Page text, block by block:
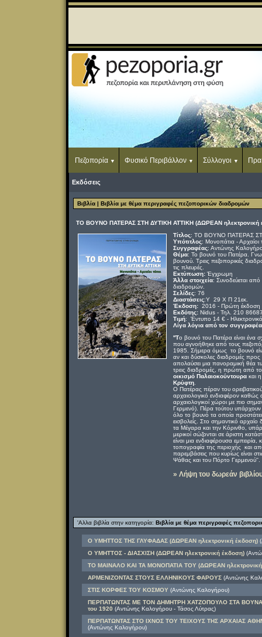
Πεζοπορία Φυσικό Περιβάλλον Σύλλογοι
Εκδόσεις
Βιβλία| Βιβλία με θέμα περιγραφές πεζοπορικών διαδρομών
ΤΟ ΒΟΥΝΟ ΠΑΤΕΡΑΣ ΣΤΗ ΔΥΤΙΚΗ ΑΤΤΙΚΗ (ΔΩΡΕΑΝ ηλεκτρονική
Τίτλος: ΤΟ ΒΟΥΝΟ ΠΑΤΕΡΑΣ
Υπότιτλος: Μονοπάτια - Αρχαίοι
Συγγραφέας: Αντώνης
Θέμα: Το βουνό του Πατέρα.
βουνού. Τρεις πεζοπορικές
τις πλευρές.
Εκτύπωση: Έγχρωμη
Άλλα στοιχεία: Συνοδεύεται
διαδρομών.
Σελίδες: 76
Διαστάσεις:Υ 29 Χ Π 21εκ.
Έκδοση: 2016 - Πρώτη έκδοση
Εκδότης: Nidus - Τηλ. 210
Τιμή: Έντυπο 14 € -
Λίγα λόγια από τον
''Το βουνό του Πατέρα είναι ένα
που αγνοήθηκε από τους
1985. Σήμερα όμως το βουνό
αν και δύσκολες διαδρομές
απολαύσει μια πανοραμική θέα
τρεις διαδρομές, η πρώτη από
οικισμό Παλαιοκούντουρακαι η
Κρύφτη.
Ο Πατέρας πέραν του
αρχαιολογικό ενδιαφέρον καθώς
αρχαιολογικοί χώροι με πιο
Γερμενό). Πέρα τούτου
όλο το βουνό τα οποία
εισβολείς. Στο σημαντικό
τα Μέγαρα και την Κόρινθο,
μερικοί σώζονται σε άριστη
είναι μια ενδιαφέρουσα
τοπογραφία της περιοχής και
παρεμβάσεις που κυρίως είναι
Ψάθας και του Πόρτο Γερμενού''.
» Λήψη του δωρεάν
'Αλλα βιβλία στην κατηγορία: Βιβλία με θέμα περιγραφές
Ο ΥΜΗΤΤΟΣ ΤΗΣ ΓΛΥΦΑΔΑΣ (ΔΩΡΕΑΝ ηλεκτρονική έκδοση)
Ο ΥΜΗΤΤΟΣ - ΔΙΑΣΧΙΣΗ (ΔΩΡΕΑΝ ηλεκτρονική έκδοση)
ΤΟ ΜΑΙΝΑΛΟ ΚΑΙ ΤΑ ΜΟΝΟΠΑΤΙΑ ΤΟΥ (ΔΩΡΕΑΝ ηλεκτρονική
ΑΡΜΕΝΙΖΟΝΤΑΣ ΣΤΟΥΣ ΕΛΛΗΝΙΚΟΥΣ ΦΑΡΟΥΣ(Αντώνης
ΣΤΙΣ ΚΟΡΦΕΣ ΤΟΥ ΚΟΣΜΟΥ(Αντώνης Καλογήρου)
ΠΕΡΠΑΤΩΝΤΑΣ ΜΕ ΤΟΝ ΔΗΜΗΤΡΗ ΧΑΤΖΟΠΟΥΛΟ ΣΤΑ ΒΟΥΝΑ
του 1920 (Αντώνης Καλογήρου - Τάσος Λύτρας)
ΠΕΡΠΑΤΩΝΤΑΣ ΣΤΟ ΙΧΝΟΣ ΤΟΥ ΤΕΙΧΟΥΣ ΤΗΣ ΑΡΧΑΙΑΣ
(Αντώνης Καλογήρου)